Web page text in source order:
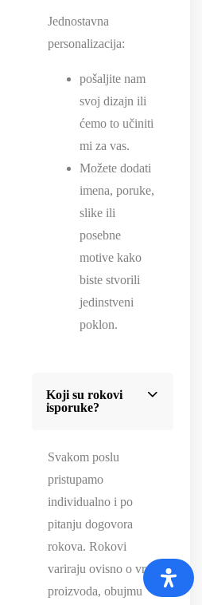
Jednostavna
personalizacija:
pošaljite nam
svoj dizajn ili
ćemo to učiniti
mi za vas.
Možete dodati
imena, poruke,
slike ili
posebne
motive kako
biste stvorili
jedinstveni
poklon.
Koji su rokovi
isporuke?
Svakom poslu
pristupamo
individualno i po
pitanju dogovora
rokova. Rokovi
variraju ovisno o vrsti
proizvoda, obujmu